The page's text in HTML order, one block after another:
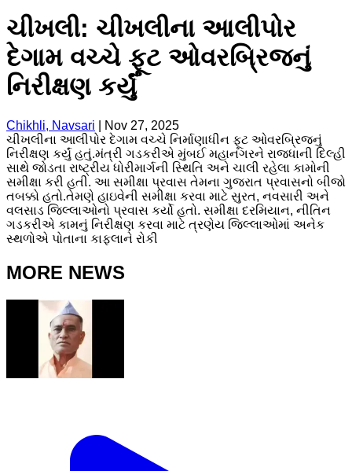
ચીખલી: ચીખલીના આલીપોર
દેગામ વચ્ચે ફૂટ ઓવરબ્રિજનું
નિરીક્ષણ કર્યું
Chikhli, Navsari
Nov 27, 2025
ચીખલીના આલીપોર દેગામ વચ્ચે નિર્માણાધીન ફૂટ ઓવરબ્રિજનું
નિરીક્ષણ કર્યું હતું.મંત્રી ગડકરીએ મુંબઈ મહાનગરને રાજધાની દિલ્હી
સાથે જોડતા રાષ્ટ્રીય ધોરીમાર્ગની સ્થિતિ અને ચાલી રહેલા કામોની
સમીક્ષા કરી હતી. આ સમીક્ષા પ્રવાસ તેમના ગુજરાત પ્રવાસનો બીજો
તબક્કો હતો.તેમણે હાઇવેની સમીક્ષા કરવા માટે સુરત, નવસારી અને
વલસાડ જિલ્લાઓનો પ્રવાસ કર્યો હતો. સમીક્ષા દરમિયાન, નીતિન
ગડકરીએ કામનું નિરીક્ષણ કરવા માટે ત્રણેય જિલ્લાઓમાં અનેક
સ્થળોએ પોતાના કાફલાને રોકી
MORE NEWS